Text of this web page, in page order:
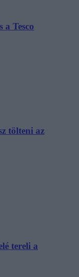
a Tesco
tölteni az
tereli a